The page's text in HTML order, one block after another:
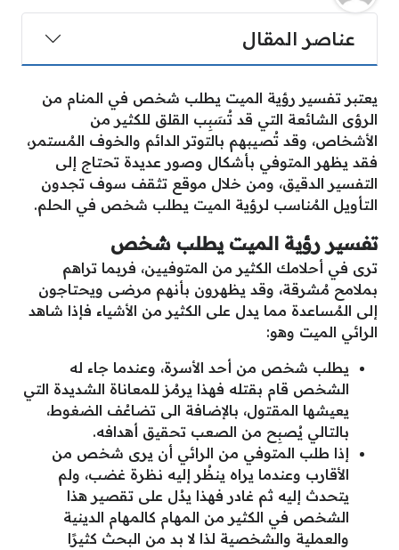
عناصر المقال
يعتبر تفسير رؤية الميت يطلب شخص في المنام من
الرؤى الشائعة التي قد تُسَبِب القلق للكثير من
الأشخاص، وقد تُصيبهم بالتوتر الدائم والخوف المُستمر،
فقد يظهر المتوفي بأشكال وصور عديدة تحتاج إلى
التفسير الدقيق، ومن خلال موقع تثقف سوف تجدون
التأويل المُناسب لرؤية الميت يطلب شخص في الحلم.
تفسير رؤية الميت يطلب شخص
ترى في أحلامك الكثير من المتوفيين، فربما تراهم
بملامح مُشرقة، وقد يظهرون بأنهم مرضى ويحتاجون
إلى المُساعدة مما يدل على الكثير من الأشياء فإذا شاهد
الرائي الميت وهو:
يطلب شخص من أحد الأسرة، وعندما جاء له
الشخص قام بقتله فهذا يرمُز للمعاناة الشديدة التي
يعيشها المقتول، بالإضافة الى تضاعُف الضغوط،
بالتالي يُصبِح من الصعب تحقيق أهدافه.
إذا طلب المتوفي من الرائي أن يرى شخص من
الأقارب وعندما يراه ينظُر إليه نظرة غضب، ولم
يتحدث إليه ثم غادر فهذا يدُل على تقصير هذا
الشخص في الكثير من المهام كالمهام الدينية
والعملية والشخصية لذا لا بد من البحث كثيرًا